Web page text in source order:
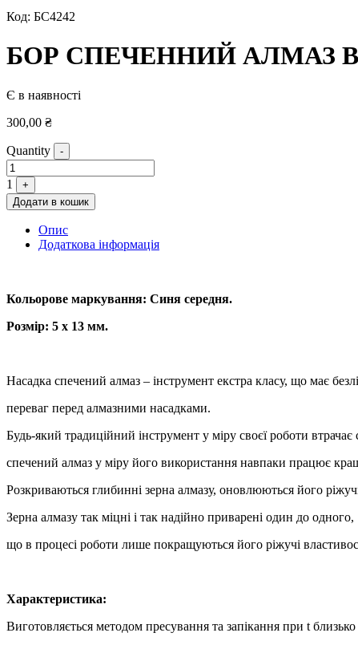
Код: БС4242
БОР СПЕЧЕННИЙ АЛМАЗ
Є в наявності
300,00 ₴
Quantity -
1
+
Додати в кошик
Опис
Додаткова інформація
Кольорове маркування: Синя середня.
Розмір: 5 х 13 мм.
Насадка спечений алмаз – інструмент екстра класу, що має
переваг перед алмазними насадками.
Будь-який традиційний інструмент у міру своєї роботи втрачає
спечений алмаз у міру його використання навпаки працює
Розкриваються глибинні зерна алмазу, оновлюються його
Зерна алмазу так міцні і так надійно приварені один до одного,
що в процесі роботи лише покращуються його ріжучі
Характеристика:
Виготовляється методом пресування та запікання при t